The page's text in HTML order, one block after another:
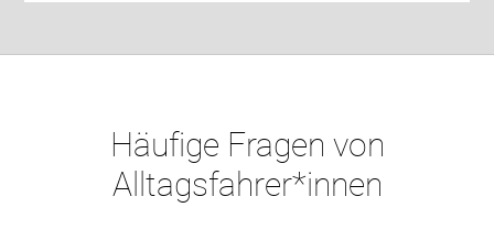
Häufige Fragen von
Alltagsfahrer*innen